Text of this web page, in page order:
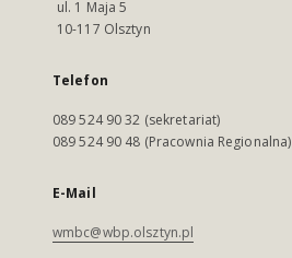
ul. 1 Maja 5
10-117 Olsztyn
Telefon
089 524 90 32 (sekretariat)
089 524 90 48 (Pracownia Regionalna)
E-Mail
wmbc@wbp.olsztyn.pl